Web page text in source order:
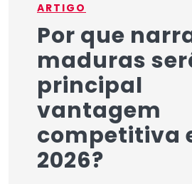
ARTIGO
Por que
maduras
principal
vantagem
competitiva
2026?